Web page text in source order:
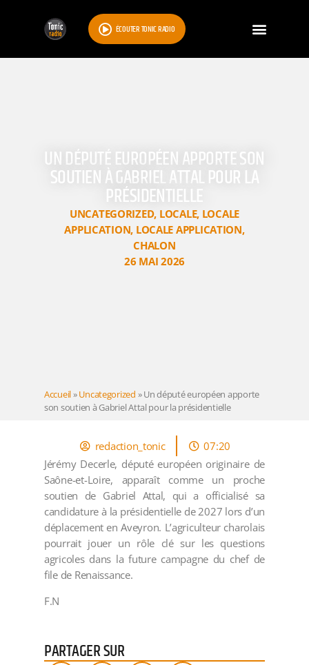
ÉCOUTER TONIC RADIO
UN DÉPUTÉ EUROPÉEN APPORTE SON
SOUTIEN À GABRIEL ATTAL POUR LA
PRÉSIDENTIELLE
UNCATEGORIZED, LOCALE, LOCALE
APPLICATION, LOCALE APPLICATION,
CHALON
26 MAI 2026
Accueil»Uncategorized »Un député européen apporte
son soutien à Gabriel Attal pour la présidentielle
redaction_tonic
07:20
Jérémy Decerle, député européen originaire de
Saône-et-Loire, apparaît comme un proche
soutien de Gabriel Attal, qui a officialisé sa
candidature à la présidentielle de 2027 lors d’un
déplacement en Aveyron. L’agriculteur charolais
pourrait jouer un rôle clé sur les questions
agricoles dans la future campagne du chef de
file de Renaissance.
F.N
PARTAGER SUR